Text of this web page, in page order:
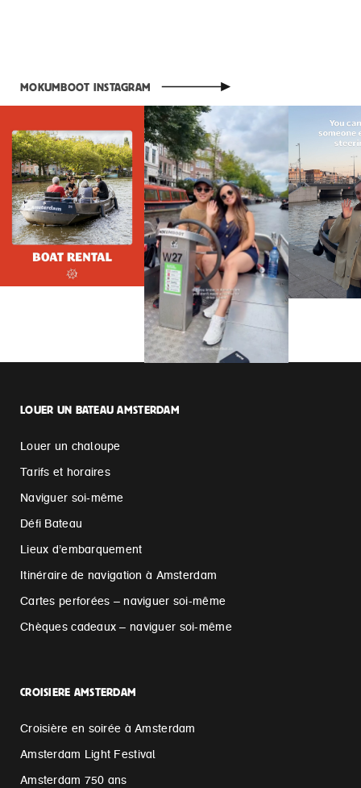
MOKUMBOOT INSTAGRAM
LOUER UN BATEAU AMSTERDAM
Louer un chaloupe
Tarifs et horaires
Naviguer soi-même
Défi Bateau
Lieux d’embarquement
Itinéraire de navigation à Amsterdam
Cartes perforées – naviguer soi-même
Chèques cadeaux – naviguer soi-même
CROISIERE AMSTERDAM
Croisière en soirée à Amsterdam
Amsterdam Light Festival
Amsterdam 750 ans